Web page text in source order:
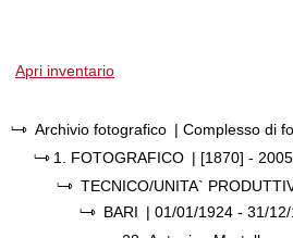
Apri inventario
Archivio fotografico | Complesso di
1.
FOTOGRAFICO | [1870] - 2005
TECNICO/UNITA`
BARI | 01/01/1924 - 31/